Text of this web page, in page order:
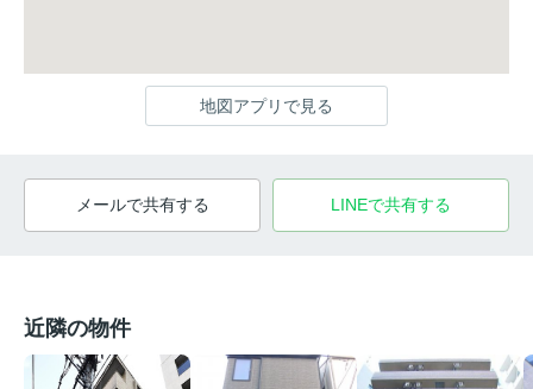
地図アプリで見る
メールで共有する LINEで共有する
近隣の物件